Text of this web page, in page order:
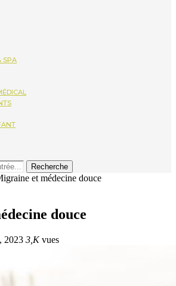
SPA
Recherche
et médecine douce
douce
2023 3,Kvues